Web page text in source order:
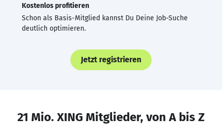
Kostenlos profitieren
Schon als Basis-Mitglied kannst Du Deine Job-Suche
deutlich optimieren.
Jetzt registrieren
21 Mio. XING Mitglieder, von A bis Z